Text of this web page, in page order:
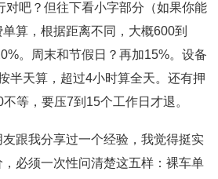
对吧？但往下看小字部分（如果你能
算，根据距离不同，大概600到
。周末和节假日？再加15%。设备
半天算，超过4小时算全天。还有押
等，要压7到15个工作日才退。
跟我分享过一个经验，我觉得挺实
必须一次性问清楚这五样：裸车单